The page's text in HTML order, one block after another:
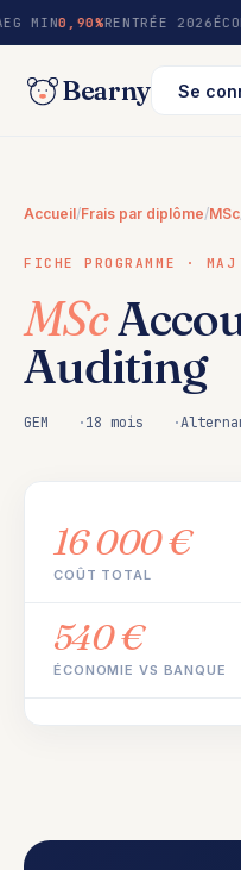
contenu
MIN0,90%RENTRÉE 2026
Bearny Se
Accueil/Frais par diplôme/MSc
FICHE PROGRAMME ·
MSc
Auditing
GEM 18 mois
16 000 €
COÛT TOTAL
540 €
ÉCONOMIE VS BANQUE